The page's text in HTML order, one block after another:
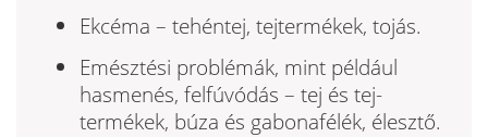
Ekcéma – tehéntej, tejtermékek, tojás.
Emésztési problémák, mint például
hasmenés, felfúvódás – tej és tej­
termékek, búza és gabonafélék, élesztő.